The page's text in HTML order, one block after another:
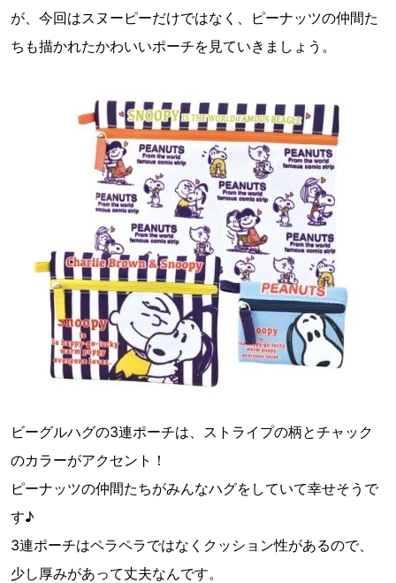
が、今回はスヌーピーだけではなく、ピーナッツの仲間た
ちも描かれたかわいいポーチを見ていきましょう。
ビーグルハグの3連ポーチは、ストライプの柄とチャック
のカラーがアクセント！
ピーナッツの仲間たちがみんなハグをしていて幸せそうで
す♪
3連ポーチはペラペラではなくクッション性があるので、
少し厚みがあって丈夫なんです。